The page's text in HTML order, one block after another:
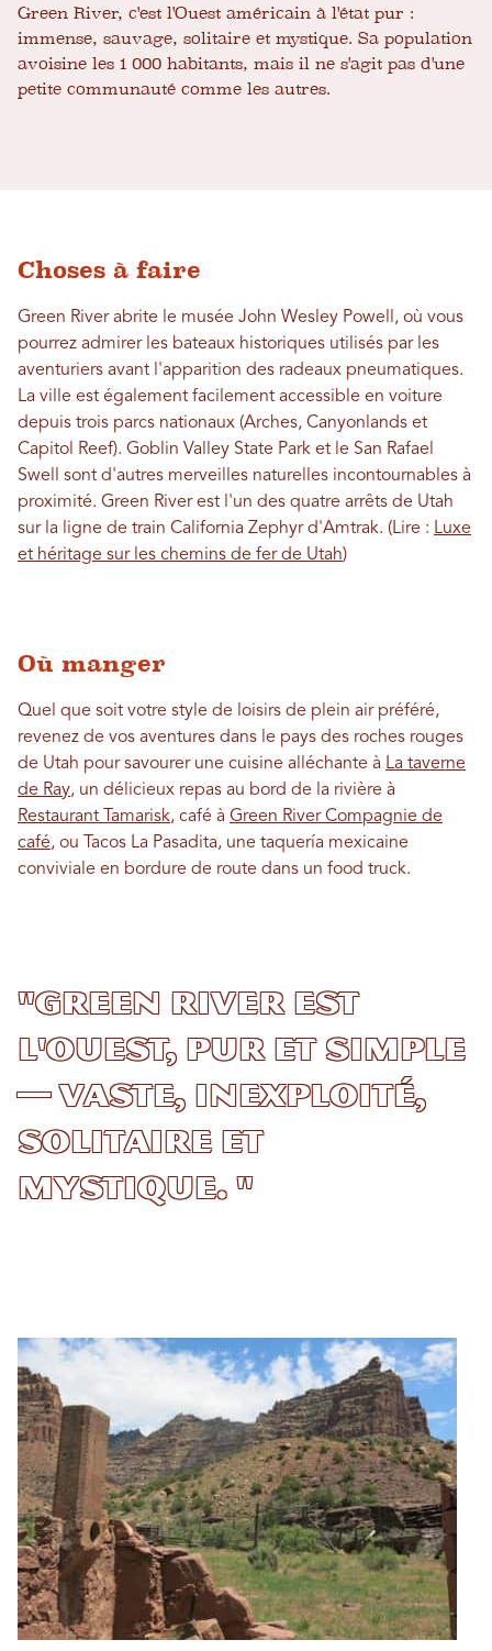
Green River, c'est l'Ouest américain à l'état pur :
immense, sauvage, solitaire et mystique. Sa population
avoisine les 1 000 habitants, mais il ne s'agit pas d'une
petite communauté comme les autres.
Choses à faire
Green River abrite le musée John Wesley Powell, où vous
pourrez admirer les bateaux historiques utilisés par les
aventuriers avant l'apparition des radeaux pneumatiques.
La ville est également facilement accessible en voiture
depuis trois parcs nationaux (Arches, Canyonlands et
Capitol Reef). Goblin Valley State Park et le San Rafael
Swell sont d'autres merveilles naturelles incontournables à
proximité. Green River est l'un des quatre arrêts de Utah
sur la ligne de train California Zephyr d'Amtrak. (Lire : Luxe
et héritage sur les chemins de fer de Utah)
Où manger
Quel que soit votre style de loisirs de plein air préféré,
revenez de vos aventures dans le pays des roches rouges
de Utah pour savourer une cuisine alléchante à La taverne
de Ray, un délicieux repas au bord de la rivière à
Restaurant Tamarisk, café à Green River Compagnie de
café, ou Tacos La Pasadita, une taquería mexicaine
conviviale en bordure de route dans un food truck.
"Green River est
l'Ouest, pur et simple
— vaste, inexploité,
solitaire et
mystique. "